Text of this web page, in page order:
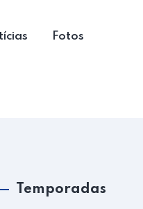
Fotos
Temporadas